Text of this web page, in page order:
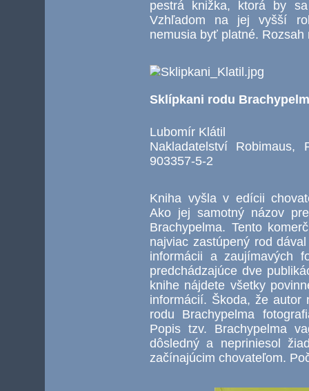
pestrá knižka, ktorá by
Vzhľadom na jej vyšší
nemusia byť platné.
Sklípkani rodu
Lubomír Klátil
Nakladatelství
903357-5-2
Kniha vyšla v edícii
Ako jej samotný názov
Brachypelma. Tento
najviac zastúpený rod
informácii a zaujímavých
predchádzajúce dve
knihe nájdete všetky
informácií. Škoda, že autor
rodu Brachypelma
Popis tzv. Brachypelma
dôsledný a nepriniesol
začínajúcim chovateľom.